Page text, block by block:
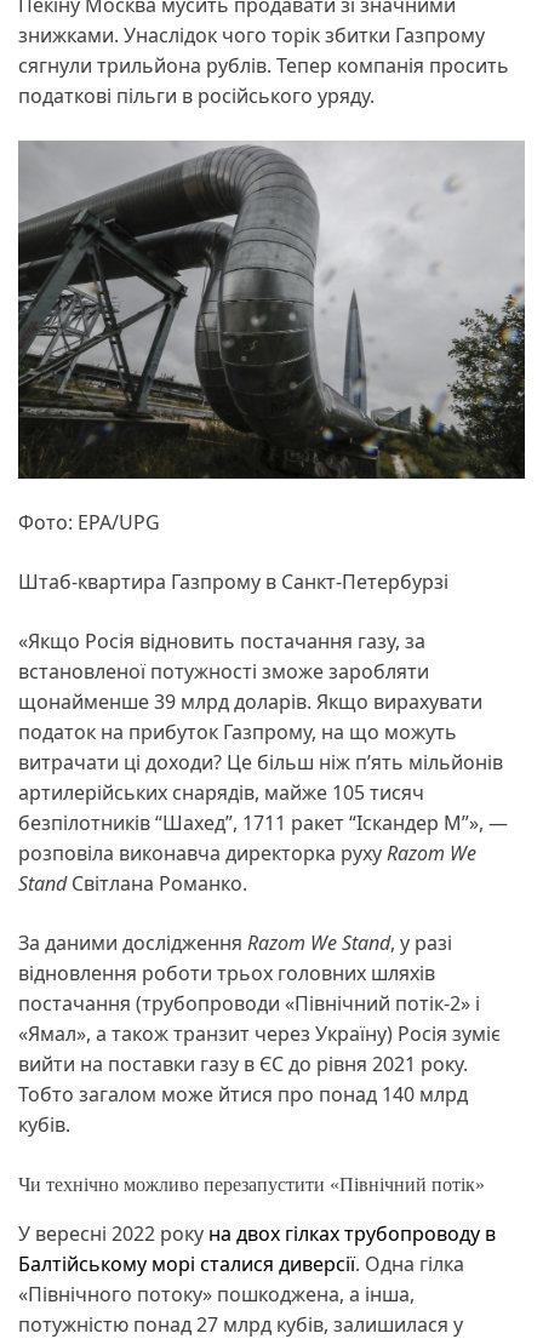
знижками. Унаслідок чого торік збитки Газпрому
сягнули трильйона рублів. Тепер компанія просить
податкові пільги в російського уряду.
Фото: EPA/UPG
Штаб-квартира Газпрому в Санкт-Петербурзі
«Якщо Росія відновить постачання газу, за
встановленої потужності зможе заробляти
щонайменше 39 млрд доларів. Якщо вирахувати
податок на прибуток Газпрому, на що можуть
витрачати ці доходи? Це більш ніж п’ять мільйонів
артилерійських снарядів, майже 105 тисяч
безпілотників “Шахед”, 1711 ракет “Іскандер М”», —
розповіла виконавча директорка рухуRazom We
StandСвітлана Романко.
За даними дослідження Razom We Stand, у разі
відновлення роботи трьох головних шляхів
постачання (трубопроводи «Північний потік-2» і
«Ямал», а також транзит через Україну) Росія зуміє
вийти на поставки газу в ЄС до рівня 2021 року.
Тобто загалом може йтися про понад 140 млрд
кубів.
Чи технічно можливо перезапустити «Північний потік»
У вересні 2022 року на двох гілках трубопроводу в
Балтійському морі сталися диверсії. Одна гілка
«Північного потоку» пошкоджена, а інша,
потужністю понад 27 млрд кубів, залишилася у